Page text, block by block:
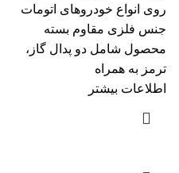
روی انواع خودروهای اتومات
جنس فلزی مقاوم بسته
محصول شامل دو پدال گاز،
ترمز به همراه
اطلاعات بیشتر